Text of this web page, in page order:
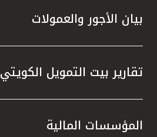
بيان الأجور والعمولات
تقارير بيت التمويل الكويتي
المؤسسات المالية